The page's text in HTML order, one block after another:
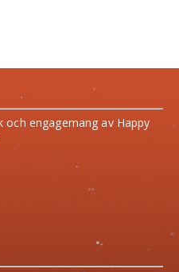
och engagemang av Happy